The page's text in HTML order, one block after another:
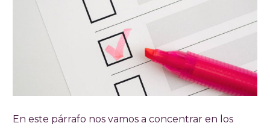
En este párrafo nos vamos a concentrar en los